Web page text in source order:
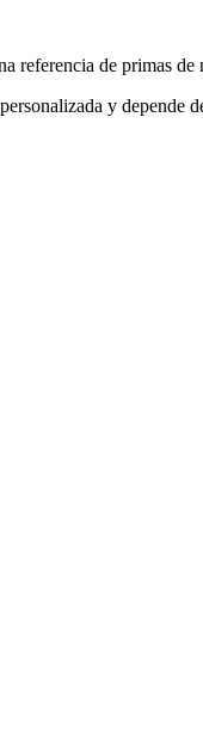
referencia de primas
y depende